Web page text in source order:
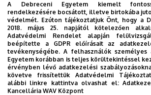
A Debreceni Egyetem kiemelt
rendelkezésére bocsátott, illetve birtokába
védelmét. Ezúton tájékoztatjuk Önt, hogy a
2018. május 25. napjától kötelezően
Adatvédelmi Rendelet alapján
beépítette a GDPR előírásait az
tevékenységébe. A felhasználók személyes
Egyetem korábban is teljes körültekintéssel
érvényben lévő adatkezelési
követve frissítettük Adatvédelmi
alábbi linkre kattintva olvashat el:
Kancellária WAV Központ